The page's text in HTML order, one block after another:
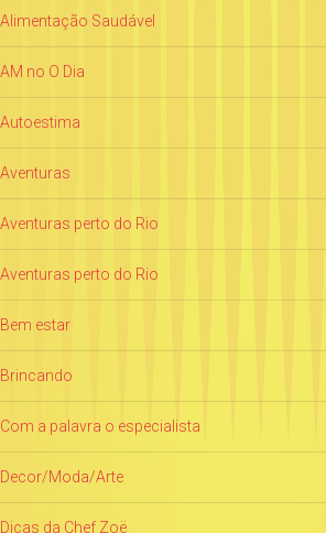
Alimentação Saudável
AM no O Dia
Autoestima
Aventuras
Aventuras perto do Rio
Aventuras perto do Rio
Bem estar
Brincando
Com a palavra o especialista
Decor/Moda/Arte
Dicas da Chef Zoë